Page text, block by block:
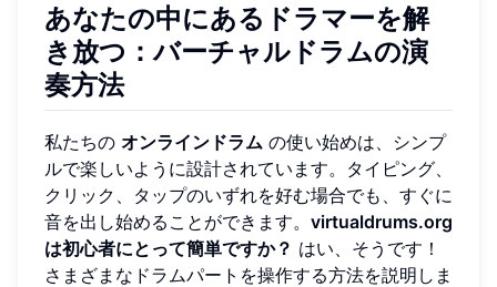
あなたの中にあるドラマーを解
き放つ：バーチャルドラムの演
奏方法
私たちの オンラインドラム の使い始めは、シンプ
ルで楽しいように設計されています。タイピング、
クリック、タップのいずれを好む場合でも、すぐに
音を出し始めることができます。 virtualdrums.org
は初心者にとって簡単ですか？ はい、そうです！
さまざまなドラムパートを操作する方法を説明しま